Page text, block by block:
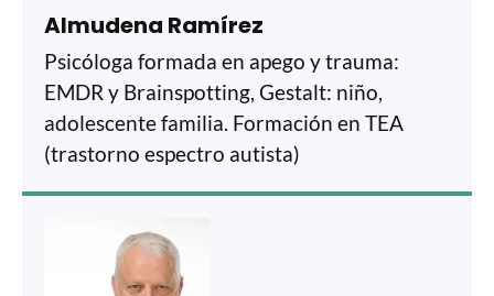
Almudena Ramírez
Psicóloga formada en apego y trauma:
EMDR y Brainspotting, Gestalt: niño,
adolescente familia. Formación en TEA
(trastorno espectro autista)